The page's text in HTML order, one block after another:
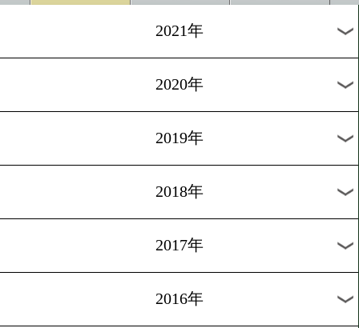
2026年
2025年
2024年
2023年